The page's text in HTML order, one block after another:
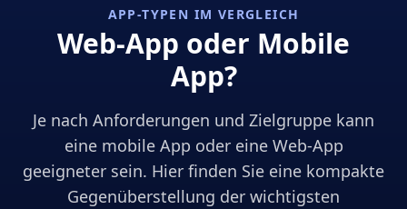
APP-TYPEN IM VERGLEICH
Web-App oder Mobile
App?
Je nach Anforderungen und Zielgruppe kann
eine mobile App oder eine Web-App
geeigneter sein. Hier finden Sie eine kompakte
Gegenüberstellung der wichtigsten